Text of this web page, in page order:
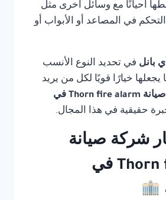
أحيانًا مع وسائل أخرى مثل
في المصاعد أو الأبواب أو
بانل في تحديد النوع الأنسب
خيارًا قويًا لكل من يريد
شركة صيانة Thorn fire alarm في
حقيقية في هذا المجال.
شركة صيانة
Thorn fire alarm في